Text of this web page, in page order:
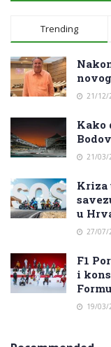
Trending
21/12/
Kako
21/03/
Kriza
u
27/07/
F1
i
19/03/